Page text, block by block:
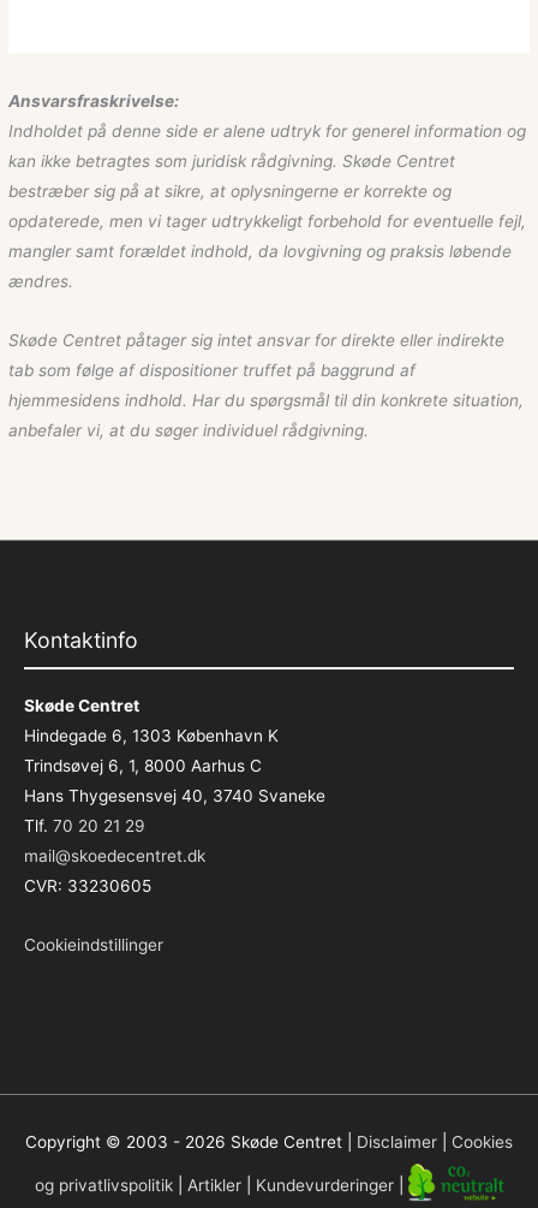
Ansvarsfraskrivelse:
Indholdet på denne side er alene udtryk for generel information og
kan ikke betragtes som juridisk rådgivning. Skøde Centret
bestræber sig på at sikre, at oplysningerne er korrekte og
opdaterede, men vi tager udtrykkeligt forbehold for eventuelle fejl,
mangler samt forældet indhold, da lovgivning og praksis løbende
ændres.
Skøde Centret påtager sig intet ansvar for direkte eller indirekte
tab som følge af dispositioner truffet på baggrund af
hjemmesidens indhold. Har du spørgsmål til din konkrete situation,
anbefaler vi, at du søger individuel rådgivning.
Kontaktinfo
Skøde Centret
Hindegade 6, 1303 København K
Trindsøvej 6, 1, 8000 Aarhus C
Hans Thygesensvej 40, 3740 Svaneke
Tlf. 70 20 21 29
mail@skoedecentret.dk
CVR: 33230605
Cookieindstillinger
Copyright © 2003 - 2026 Skøde Centret Disclaimer Cookies
og privatlivspolitik| Artikler| Kundevurderinger|